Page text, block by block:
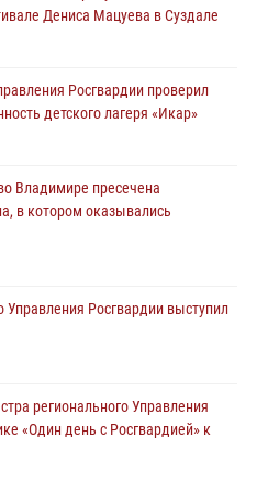
профильную Росгвардейскую
охрану общественного
регионального Управления
«Один день с Росгвардией» к
Росгвардии проверил
Дениса Мацуева в Суздале
Росгвардии проверил
детского лагеря «Икар»
Владимире пресечена
в котором оказывались
Управления Росгвардии выступил
регионального Управления
«Один день с Росгвардией» к